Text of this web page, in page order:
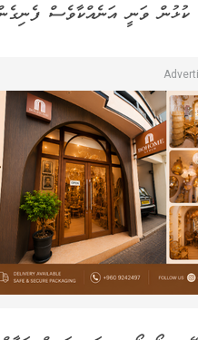
ކުޅުން ވަނީ އަނެއްކާވެސް